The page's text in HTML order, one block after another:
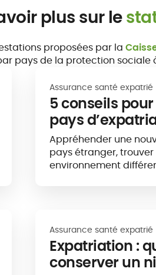
plus sur le
proposées par la
pays de la protection sociale
Assurance santé expatrié
5 conseils
pays
Appréhender une
pays étranger,
environnement
Assurance santé expatrié
Expatriation :
conserver un